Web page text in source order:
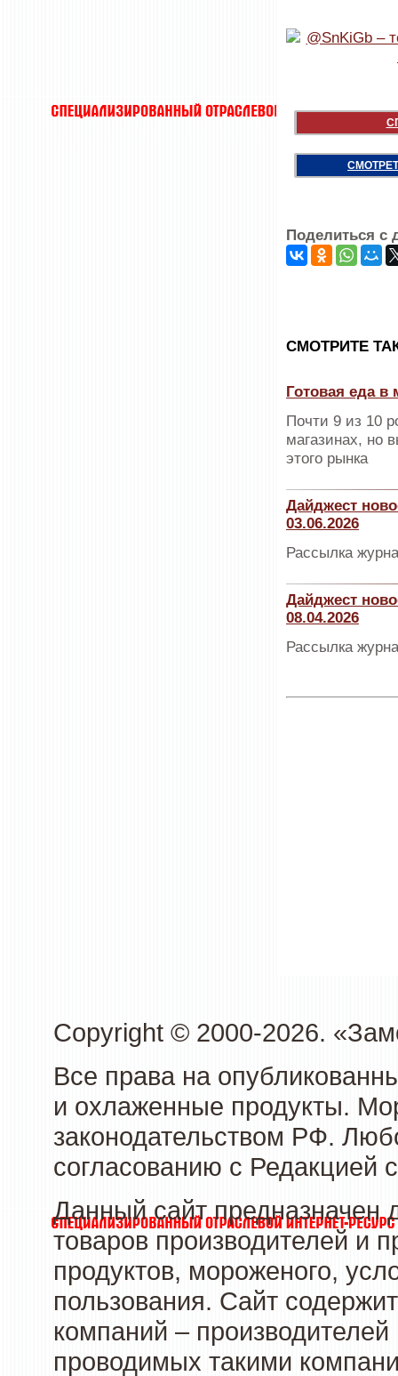
Поделиться с
CМОТРИТЕ
Готовая еда в
Почти 9 из 10
магазинах, но
этого рынка
Дайджест
03.06.2026
Рассылка
Дайджест
08.04.2026
Рассылка
Copyright © 2000-2026.
Все права на
и охлаженные продукты.
законодательством РФ.
согласованию с Редакцией
Данный сайт предназначен
товаров производителей и
продуктов, мороженого,
пользования. Сайт
компаний –
проводимых такими